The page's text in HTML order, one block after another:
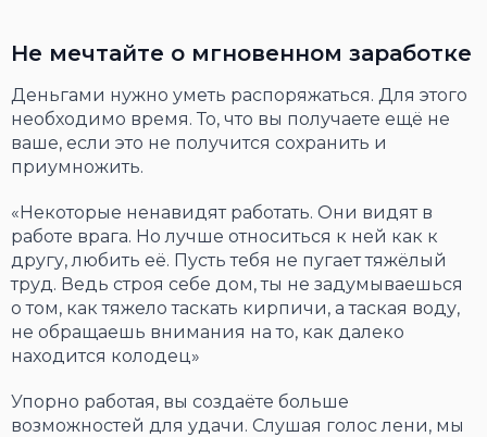
Не мечтайте о мгновенном заработке
Деньгами нужно уметь распоряжаться. Для этого
необходимо время. То, что вы получаете ещё не
ваше, если это не получится сохранить и
приумножить.
«Некоторые ненавидят работать. Они видят в
работе врага. Но лучше относиться к ней как к
другу, любить её. Пусть тебя не пугает тяжёлый
труд. Ведь строя себе дом, ты не задумываешься
о том, как тяжело таскать кирпичи, а таская воду,
не обращаешь внимания на то, как далеко
находится колодец»
Упорно работая, вы создаёте больше
возможностей для удачи. Слушая голос лени, мы